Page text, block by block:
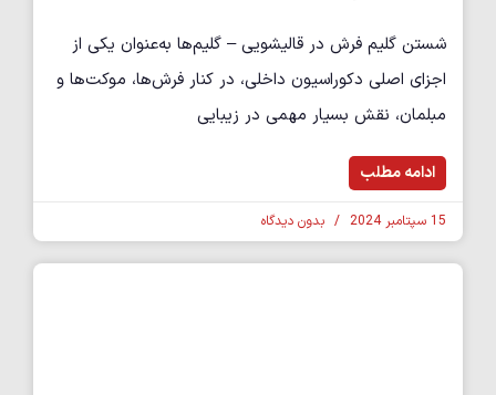
شستن گلیم فرش در قالیشویی – گلیم‌ها به‌عنوان یکی از
اجزای اصلی دکوراسیون داخلی، در کنار فرش‌ها، موکت‌ها و
مبلمان، نقش بسیار مهمی در زیبایی
ادامه مطلب
15 سپتامبر 2024 بدون دیدگاه